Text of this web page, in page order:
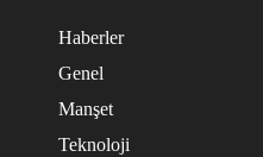
Haberler
Genel
Manşet
Teknoloji